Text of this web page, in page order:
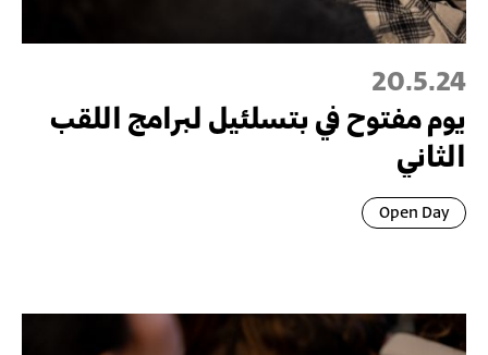
20.5.24
يوم مفتوح في بتسلئيل لبرامج اللقب
الثاني
Open Day